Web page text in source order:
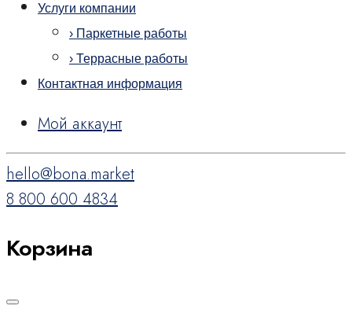
Услуги компании
› Паркетные работы
› Террасные работы
Контактная информация
Мой аккаунт
hello@bona.market
8 800 600 4834
Корзина